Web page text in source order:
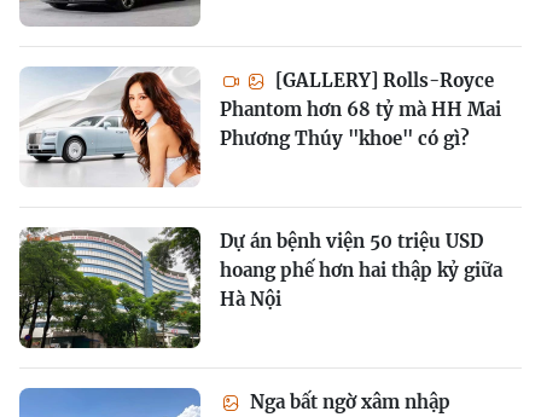
[GALLERY] Rolls-Royce
Phantom hơn 68 tỷ mà HH Mai
Phương Thúy "khoe" có gì?
Dự án bệnh viện 50 triệu USD
hoang phế hơn hai thập kỷ giữa
Hà Nội
Nga bất ngờ xâm nhập